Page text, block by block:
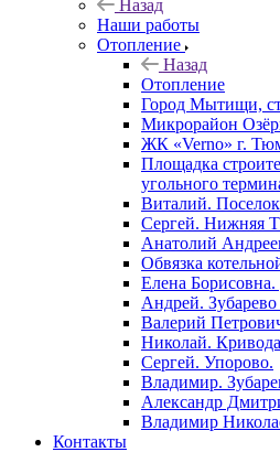
Назад
Наши работы
Отопление
Назад
Отопление
Город Мытищи,
Микрорайон
ЖК «Verno» г.
Площадка
угольного
Виталий.
Сергей. Нижняя
Анатолий
Обвязка
Елена
Андрей.
Валерий
Николай.
Сергей. Упорово.
Владимир.
Александр
Владимир
Контакты